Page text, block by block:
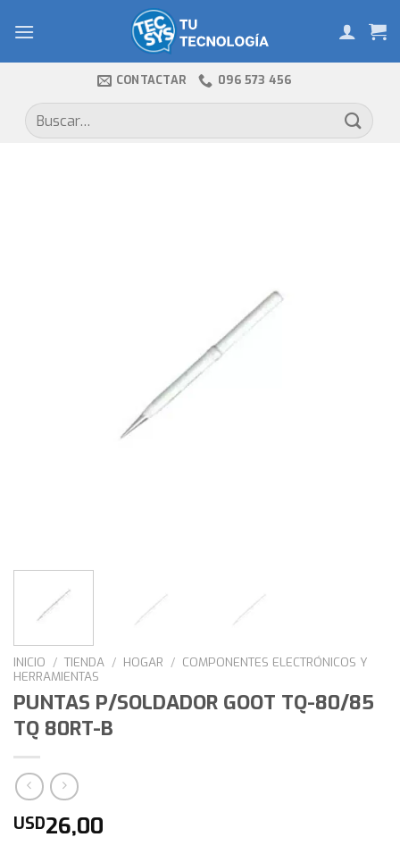
CONTACTAR 096 573 456
Buscar
por:
INICIO / TIENDA / HOGAR / COMPONENTES ELECTRÓNICOS Y
HERRAMIENTAS
PUNTAS P/SOLDADOR GOOT TQ-80/85
TQ 80RT-B
USD26,00